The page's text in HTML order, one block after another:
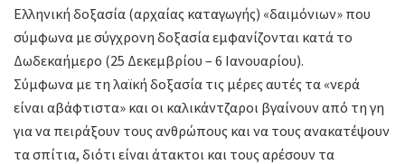
Ελληνική δοξασία (αρχαίας καταγωγής) «δαιμόνιων» που
σύμφωνα με σύγχρονη δοξασία εμφανίζονται κατά το
Δωδεκαήμερο (25 Δεκεμβρίου – 6 Ιανουαρίου).
Σύμφωνα με τη λαϊκή δοξασία τις μέρες αυτές τα «νερά
είναι αβάφτιστα» και οι καλικάντζαροι βγαίνουν από τη γη
για να πειράξουν τους ανθρώπους και να τους ανακατέψουν
τα σπίτια, διότι είναι άτακτοι και τους αρέσουν τα